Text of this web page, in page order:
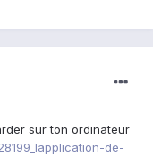
sur ton ordinateur
de-